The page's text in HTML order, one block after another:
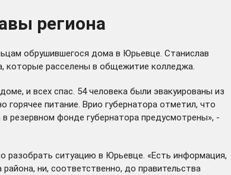
региона
обрушившегося дома в Юрьевце. Станислав
которые расселены в общежитие колледжа.
и всех спас. 54 человека были эвакуированы из
питание. Врио губернатора отметил, что
резервном фонде губернатора предусмотрены», -
разобрать ситуацию в Юрьевце. «Есть информация,
ни, соответственно, до правительства